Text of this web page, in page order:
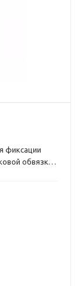
фиксации
обвязкой
1,30 м.